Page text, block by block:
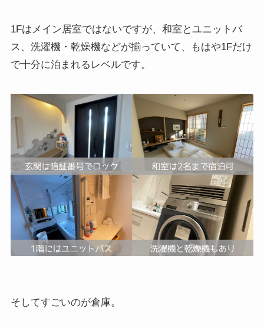
1Fはメイン居室ではないですが、和室とユニットバ
ス、洗濯機・乾燥機などが揃っていて、もはや1Fだけ
で十分に泊まれるレベルです。
そしてすごいのが倉庫。